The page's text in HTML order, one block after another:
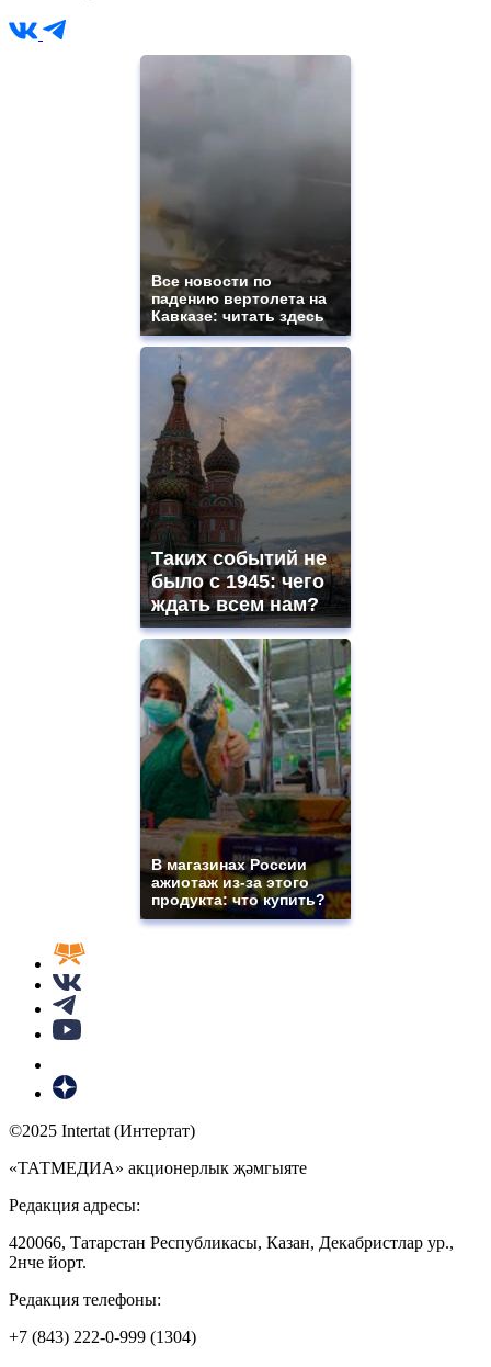
Все новости по
падению вертолета на
Кавказе: читать здесь
Таких событий не
было с 1945: чего
ждать всем нам?
В магазинах России
ажиотаж из-за этого
продукта: что купить?
©2025 Intertat (Интертат)
«ТАТМЕДИА» акционерлык җәмгыяте
Редакция адресы:
420066, Татарстан Республикасы, Казан, Декабристлар ур.,
2нче йорт.
Редакция телефоны:
+7 (843) 222-0-999 (1304)